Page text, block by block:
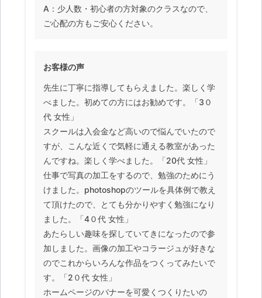
A：少人数・初心者の方対象のクラスなので、
ご心配の方もご安心ください。
お客様の声
先生に丁寧に指導してもらえました。楽しく学
べました。初めての方にはお勧めです。「3０
代 女性」
スクールは入会金など高いので悩んでいたので
すが、こんな近くで気軽に通える教室があった
んですね。楽しく学べました。「20代 女性」
仕事で写真の加工をするので、勉強のためにう
けました。photoshopのツールを具体例で教え
て頂けたので、とても分かりやすく勉強になり
ました。「4０代 女性」
あたらしい趣味を探していてきになったので参
加しました。画像の加工やコラージュが好きな
のでこれからいろんな作品をつくってみたいで
す。「2０代 女性」
ホームページのバナーを可愛くつくりたいの